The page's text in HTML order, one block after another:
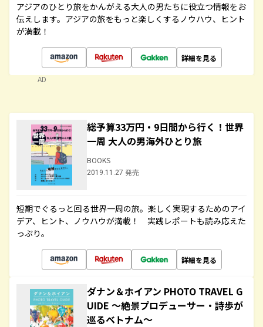
アジアのひとり旅をかんがえる大人の男たちに役立つ情報をお
伝えします。アジアの旅をもっと楽しくするノウハウ、ヒント
が満載！
詳細を見る
AD
総予算33万円・9日間から行く！世界
一周 大人の男海外ひとり旅
BOOKS
2019.11.27 発売
短期でぐるっと回る世界一周の旅。楽しく実現するためのアイ
デア、ヒント、ノウハウが満載！ 実践レポートも読み応えた
っぷり。
詳細を見る
ダナン＆ホイアン PHOTO TRAVEL G
UIDE ～絶景プロデューサー・詩歩が
巡るベトナム～